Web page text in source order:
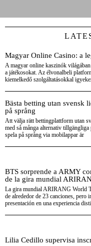
Magyar Online Casino: a
A magyar online kaszinók
a játékosokat. Az élvonalbeli
kiemelkedő szolgáltatásokkal
Bästa betting utan svensk
på språng
Att välja rätt bettingplattform utan
med så många alternativ
spela på språng via mobilappar är
BTS sorprende a ARMY
de la gira mundial
La gira mundial ARIRANG World
de alrededor de 23 canciones, pero
presentación en una experiencia
Lilia Cedillo supervisa